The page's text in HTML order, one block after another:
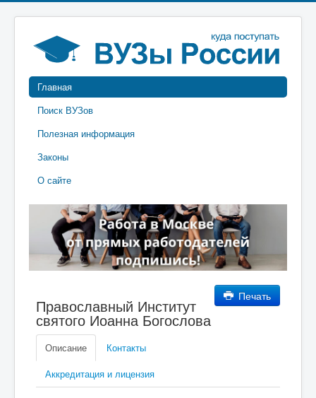
Главная
Поиск ВУЗов
Полезная информация
Законы
О сайте
Печать
Православный Институт
святого Иоанна Богослова
Описание
Контакты
Аккредитация и лицензия